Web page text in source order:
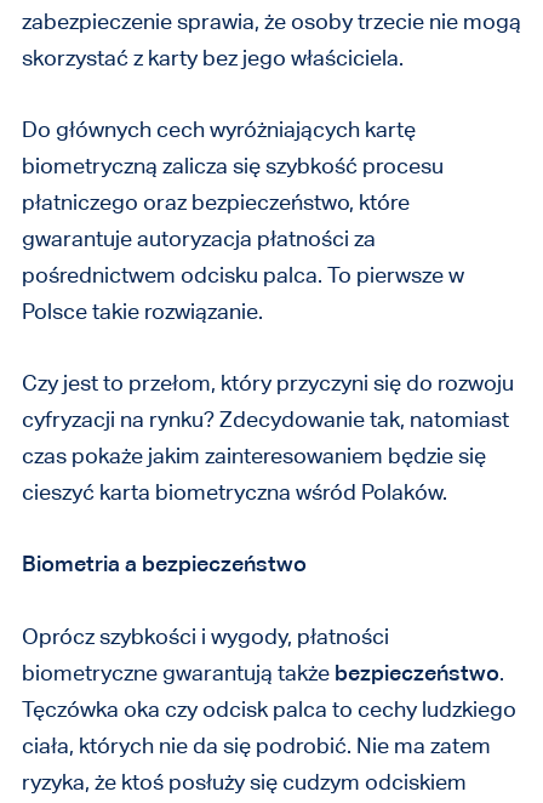
zabezpieczenie sprawia, że osoby trzecie nie mogą
skorzystać z karty bez jego właściciela.
Do głównych cech wyróżniających kartę
biometryczną zalicza się szybkość procesu
płatniczego oraz bezpieczeństwo, które
gwarantuje autoryzacja płatności za
pośrednictwem odcisku palca. To pierwsze w
Polsce takie rozwiązanie.
Czy jest to przełom, który przyczyni się do rozwoju
cyfryzacji na rynku? Zdecydowanie tak, natomiast
czas pokaże jakim zainteresowaniem będzie się
cieszyć karta biometryczna wśród Polaków.
Biometria a bezpieczeństwo
Oprócz szybkości i wygody, płatności
biometryczne gwarantują także bezpieczeństwo.
Tęczówka oka czy odcisk palca to cechy ludzkiego
ciała, których nie da się podrobić. Nie ma zatem
ryzyka, że ktoś posłuży się cudzym odciskiem